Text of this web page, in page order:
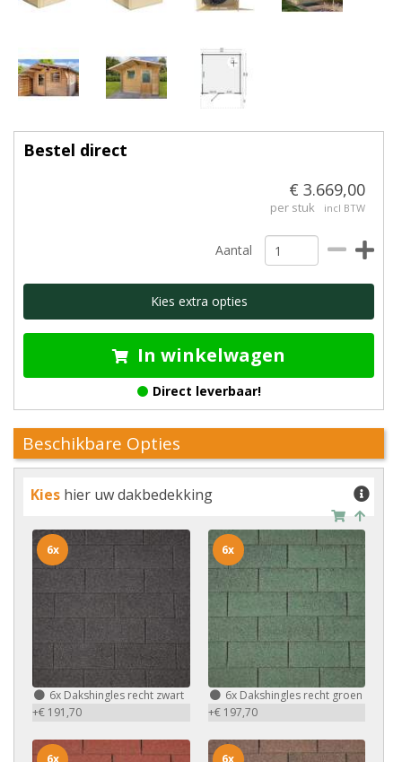
Bestel direct
€ 3.669,00
per stuk incl BTW
Aantal
Kies extra opties
In winkelwagen
Direct leverbaar!
Beschikbare Opties
Kies hier uw dakbedekking
6x Dakshingles recht zwart
+€ 191,70
6x
6xDakshingles recht groen
+€ 197,70
6x
6x 6x